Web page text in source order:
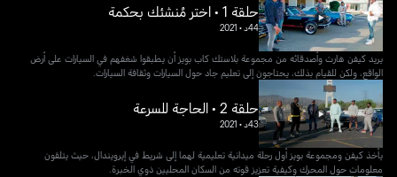
حلقة 1 • اختر مُنشئك بحكمة
44د •
2021
يريد كيفن هارت وأصدقائه من مجموعة بلاستك كاب بويز أن يطبقوا شغفهم في السيارات على أرض
الواقع، ولكن للقيام بذلك، يحتاجون إلى تعليم جاد حول السيارات وثقافة السيارات.
حلقة 2 • الحاجة للسرعة
43د •
2021
يأخذ كيفن ومجموعة بويز أول رحلة ميدانية تعليمية لهما إلى شريط في إيرويندال، حيث يتلقون
معلومات حول المحرك وكيفية تعزيز قوته من السكان المحليين ذوي الخبرة.